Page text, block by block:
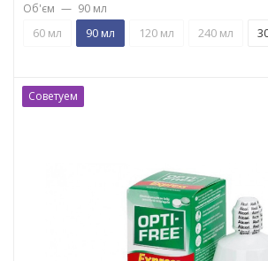
Об'єм — 90 мл
60 мл 90 мл 120 мл 240 мл
Советуем